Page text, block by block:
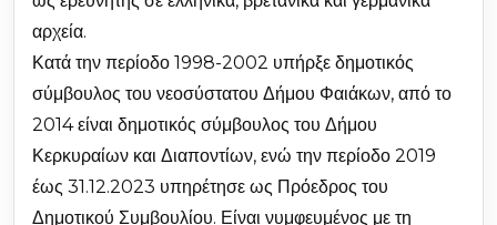
αρχεία.
Κατά την περίοδο 1998-2002 υπήρξε δημοτικός
σύμβουλος του νεοσύστατου Δήμου Φαιάκων, από το
2014 είναι δημοτικός σύμβουλος του Δήμου
Κερκυραίων και Διαποντίων, ενώ την περίοδο 2019
έως 31.12.2023 υπηρέτησε ως Πρόεδρος του
Δημοτικού Συμβουλίου. Είναι νυμφευμένος με τη